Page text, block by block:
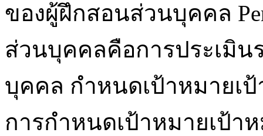
ของผู้ฝึกสอนส่วนบุคคล
ส่วนบุคคลคือการประเมิ
บุคคล กำหนดเป้าหมายเ
การกำหนดเป้าหมายเป้า